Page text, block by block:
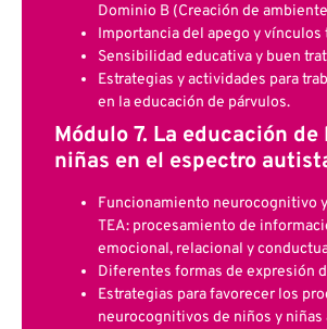
Dominio B (Creación de
Importancia del apego y vínculos
Sensibilidad educativa y buen
Estrategias y actividades para
en la educación de párvulos.
Módulo 7. La educación
niñas en el espectro
Funcionamiento neurocognitivo
TEA: procesamiento de
emocional, relacional y
Diferentes formas de expresión
Estrategias para favorecer los
neurocognitivos de niños y niñas